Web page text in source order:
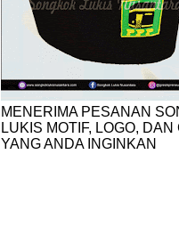
MENERIMA PESANAN
LUKIS MOTIF, LOGO, DAN
YANG ANDA INGINKAN